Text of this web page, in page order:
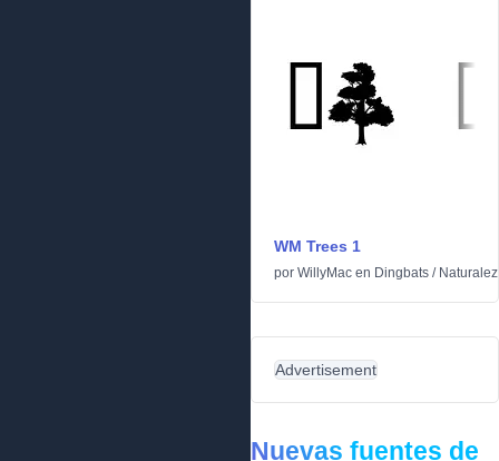
WM Trees 1
por WillyMac en Dingbats /
Advertisement
Nuevas fuentes de